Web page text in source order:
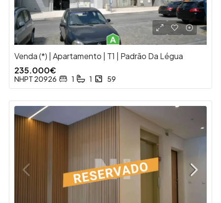
Venda (*) | Apartamento | T1 | Padrão Da Légua
235.000€
NHPT 20926 1 1 59